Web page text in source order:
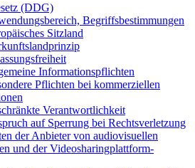
(DDG)
Begriffsbestimmungen
Sitzland
Informationspflichten
Pflichten bei kommerziellen
Verantwortlichkeit
auf Sperrung bei Rechtsverletzung
der Anbieter von audiovisuellen
und der Videosharingplattform-